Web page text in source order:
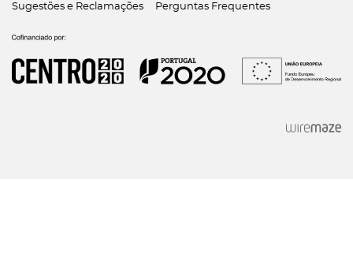
Sugestões e Reclamações Perguntas Frequentes